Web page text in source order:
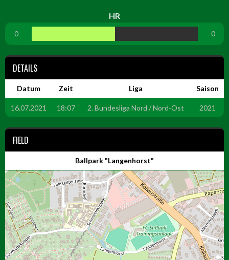
HR
0 0
DETAILS
Datum Zeit Liga Saison
16.07.2021 18:07 2. Bundesliga Nord / Nord-Ost 2021
FIELD
Ballpark "Langenhorst"